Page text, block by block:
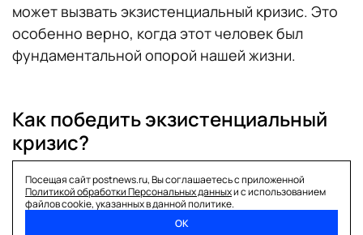
может вызвать экзистенциальный кризис. Это
особенно верно, когда этот человек был
фундаментальной опорой нашей жизни.
Как победить экзистенциальный
кризис?
1. Положитесь на близких
Поддержка друзей и семьи имеет решающее
значение, когда мы сталкиваемся с
Посещая сайт postnews.ru, Вы соглашаетесь с приложенной
Политикой обработки Персональных данныхи с использованием
файлов cookie, указанных в данной политике.
ОК